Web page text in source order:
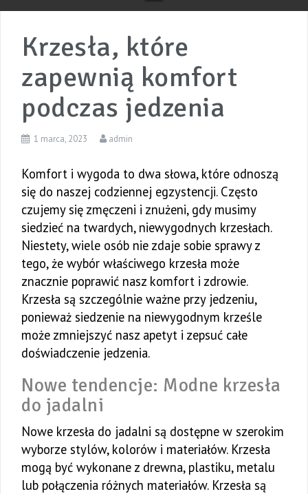
Krzesła, które
zapewnią komfort
podczas jedzenia
1 marca, 2023 admin
Komfort i wygoda to dwa słowa, które odnoszą
się do naszej codziennej egzystencji. Często
czujemy się zmęczeni i znużeni, gdy musimy
siedzieć na twardych, niewygodnych krzesłach.
Niestety, wiele osób nie zdaje sobie sprawy z
tego, że wybór właściwego krzesła może
znacznie poprawić nasz komfort i zdrowie.
Krzesła są szczególnie ważne przy jedzeniu,
ponieważ siedzenie na niewygodnym krześle
może zmniejszyć nasz apetyt i zepsuć całe
doświadczenie jedzenia.
Nowe tendencje: Modne krzesła
do jadalni
Nowe krzesła do jadalni są dostępne w szerokim
wyborze stylów, kolorów i materiałów. Krzesła
mogą być wykonane z drewna, plastiku, metalu
lub połączenia różnych materiałów. Krzesła są